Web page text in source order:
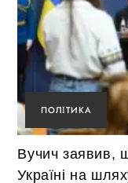
ПОЛІТИКА
Вучич заявив,
Україні на